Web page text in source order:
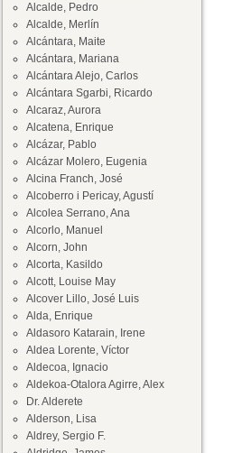
Alcalde, Pedro
Alcalde, Merlín
Alcántara, Maite
Alcántara, Mariana
Alcántara Alejo, Carlos
Alcántara Sgarbi, Ricardo
Alcaraz, Aurora
Alcatena, Enrique
Alcázar, Pablo
Alcázar Molero, Eugenia
Alcina Franch, José
Alcoberro i Pericay, Agustí
Alcolea Serrano, Ana
Alcorlo, Manuel
Alcorn, John
Alcorta, Kasildo
Alcott, Louise May
Alcover Lillo, José Luis
Alda, Enrique
Aldasoro Katarain, Irene
Aldea Lorente, Víctor
Aldecoa, Ignacio
Aldekoa-Otalora Agirre, Alex
Dr. Alderete
Alderson, Lisa
Aldrey, Sergio F.